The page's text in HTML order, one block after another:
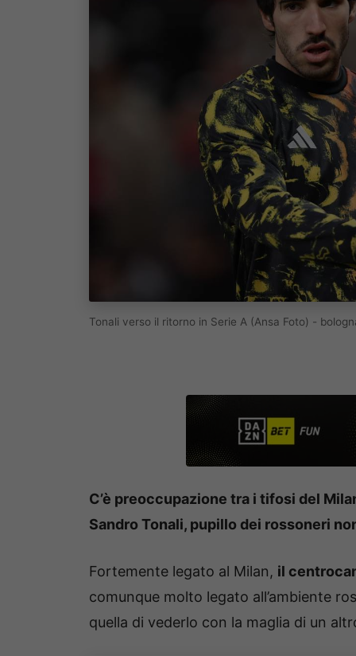
Tonali verso il ritorno in Serie A (Ansa Foto) -
C’è preoccupazione tra i tifosi del
Sandro Tonali, pupillo dei rossoneri
Fortemente legato al Milan, il
comunque molto legato all’ambiente
quella di vederlo con la maglia di un